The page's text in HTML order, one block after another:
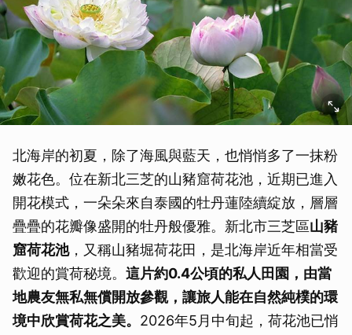
北海岸的初夏，除了海風與藍天，也悄悄多了一抹粉
嫩花色。位在新北三芝的山豬窟荷花池，近期已進入
開花模式，一朵朵來自泰國的牡丹蓮陸續綻放，層層
疊疊的花瓣像盛開的牡丹般優雅。新北市三芝區山豬
窟荷花池，又稱山豬堀荷花田，是北海岸近年相當受
歡迎的賞荷秘境。 這片約0.4公頃的私人田園，由當
地農友無私無償開放參觀，讓旅人能在自然純樸的環
境中欣賞荷花之美。 2026年5月中旬起，荷花池已悄